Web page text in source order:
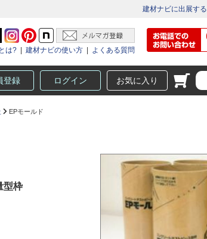
建材ナビに出展する
は?
建材ナビの使い方 よくある質問
登録 ログイン お気に入り
EPモールド
型枠